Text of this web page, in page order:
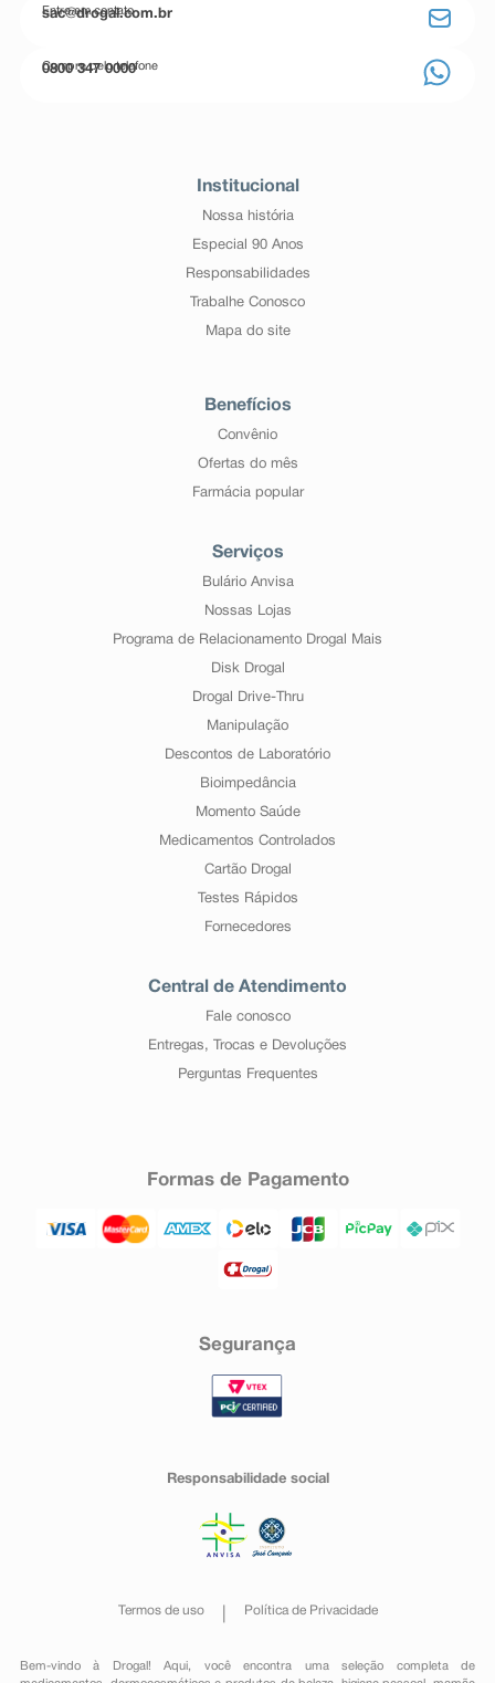
Entre em contato
sac@drogal.com.br
Compre pelo telefone
0800 347 0000
Institucional
Nossa história
Especial 90 Anos
Responsabilidades
Trabalhe Conosco
Mapa do site
Benefícios
Convênio
Ofertas do mês
Farmácia popular
Serviços
Bulário Anvisa
Nossas Lojas
Programa de Relacionamento Drogal Mais
Disk Drogal
Drogal Drive-Thru
Manipulação
Descontos de Laboratório
Bioimpedância
Momento Saúde
Medicamentos Controlados
Cartão Drogal
Testes Rápidos
Fornecedores
Central de Atendimento
Fale conosco
Entregas, Trocas e Devoluções
Perguntas Frequentes
Formas de Pagamento
Segurança
Responsabilidade social
Termos de uso Política de Privacidade
Bem-vindo à Drogal! Aqui, você encontra uma seleção completa de